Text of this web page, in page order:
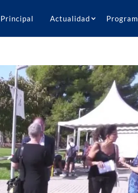
Principal Actualidad